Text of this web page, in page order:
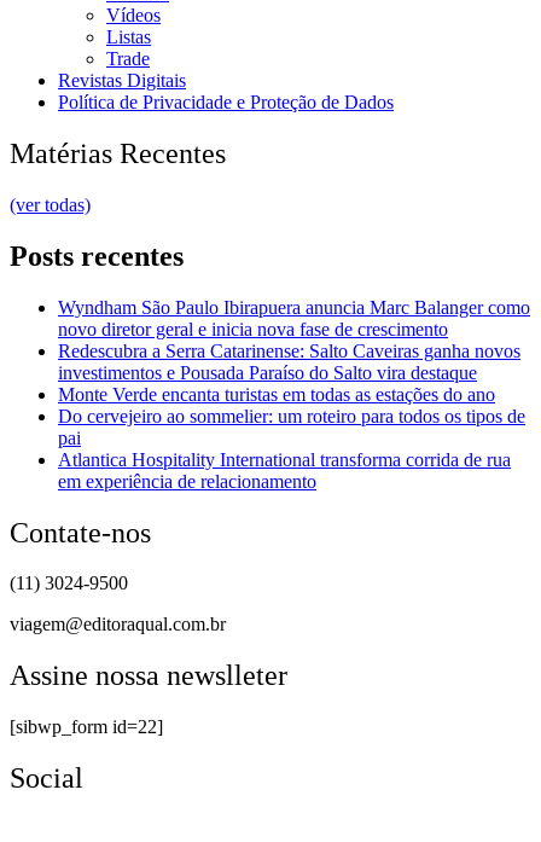
Vídeos
Listas
Trade
Revistas Digitais
Política de Privacidade e Proteção de Dados
Matérias Recentes
(ver todas)
Posts recentes
Wyndham São Paulo Ibirapuera anuncia Marc Balanger como
novo diretor geral e inicia nova fase de crescimento
Redescubra a Serra Catarinense: Salto Caveiras ganha novos
investimentos e Pousada Paraíso do Salto vira destaque
Monte Verde encanta turistas em todas as estações do ano
Do cervejeiro ao sommelier: um roteiro para todos os tipos de
pai
Atlantica Hospitality International transforma corrida de rua
em experiência de relacionamento
Contate-nos
(11) 3024-9500
viagem@editoraqual.com.br
Assine nossa newslleter
[sibwp_form id=22]
Social